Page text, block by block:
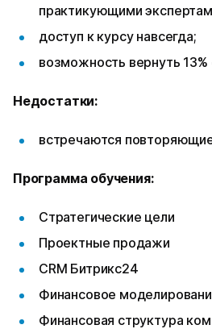
практикующими
доступ к курсу навсегда;
возможность вернуть 13%
Недостатки:
встречаются
Программа обучения:
Стратегические цели
Проектные продажи
CRM Битрикс24
Финансовое
Финансовая структура